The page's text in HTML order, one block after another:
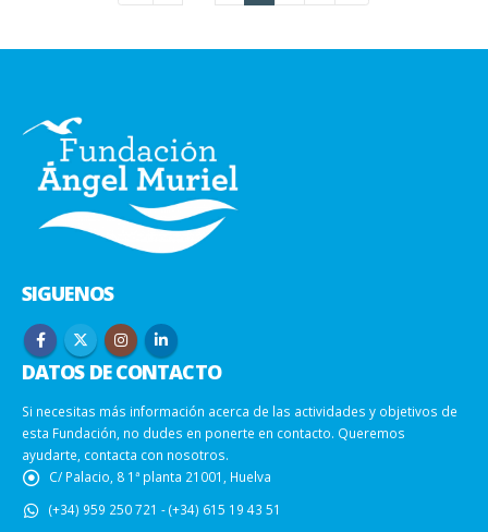
SIGUENOS
DATOS DE CONTACTO
Si necesitas más información acerca de las actividades y objetivos de
esta Fundación, no dudes en ponerte en contacto. Queremos
ayudarte, contacta con nosotros.
C/ Palacio, 8 1ª planta 21001, Huelva
(+34) 959 250 721 - (+34) 615 19 43 51